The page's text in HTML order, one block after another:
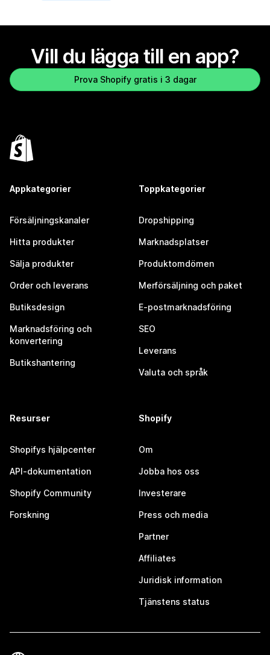
Vill du lägga till en app?
Prova Shopify gratis i 3 dagar
Appkategorier
Försäljningskanaler
Hitta produkter
Sälja produkter
Order och leverans
Butiksdesign
Marknadsföring och
konvertering
Butikshantering
Toppkategorier
Dropshipping
Marknadsplatser
Produktomdömen
Merförsäljning och paket
E-postmarknadsföring
SEO
Leverans
Valuta och språk
Resurser
Shopifys hjälpcenter
API-dokumentation
Shopify Community
Forskning
Shopify
Om
Jobba hos oss
Investerare
Press och media
Partner
Affiliates
Juridisk information
Tjänstens status